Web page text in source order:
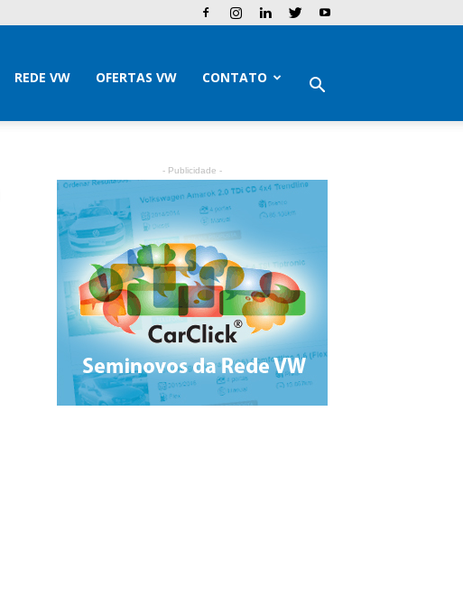
REDE VW OFERTAS VW CONTATO
- Publicidade -